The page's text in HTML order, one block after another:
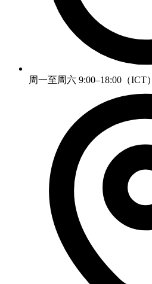
周一至周六 9:00–18:00（ICT）